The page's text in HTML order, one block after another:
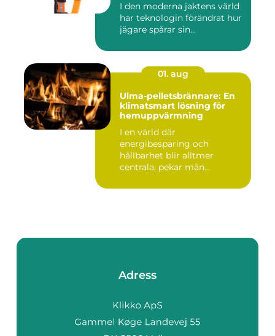
I den moderna jaktens värld
har teknologin förändrat hur
jägare spårar sin...
01. aug
Ulma-pelletsbrännare: En
klimatsmart lösning för
hemuppvärmning
I en värld där
energibesparing och
hållbarhet blir alltmer
centrala, pekar mån...
Adress